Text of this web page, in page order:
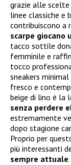
grazie alle
linee classiche
contribuiscono a
scarpe giocano
tacco sottile
femminile e
tocco
sneakers
fresco e
beige di lino è la
senza perdere
estremamente
dopo stagione
Proprio per
più interessanti
sempre attuale.